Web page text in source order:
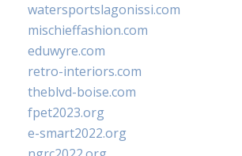
watersportslagonissi.com
mischieffashion.com
eduwyre.com
retro-interiors.com
theblvd-boise.com
fpet2023.org
e-smart2022.org